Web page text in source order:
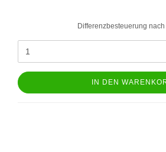
Differenzbesteuerung nach
IN DEN